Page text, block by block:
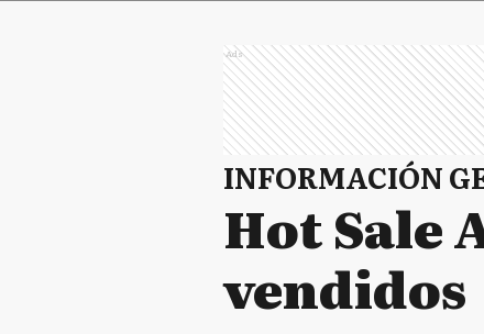
Ads
INFORMACIÓN
Hot Sale
vendidos